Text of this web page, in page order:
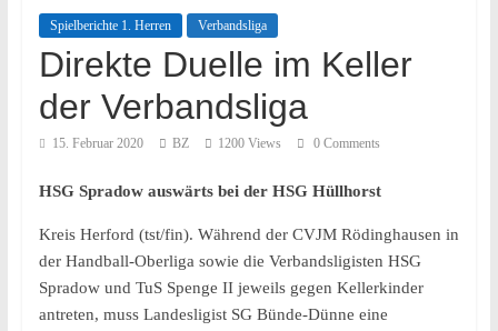
Spielberichte 1. Herren Verbandsliga
Direkte Duelle im Keller
der Verbandsliga
15. Februar 2020 BZ 1200 Views 0 Comments
HSG Spradow auswärts bei der HSG Hüllhorst
Kreis Herford (tst/fin). Während der CVJM Rödinghausen in
der Handball-Oberliga sowie die Verbandsligisten HSG
Spradow und TuS Spenge II jeweils gegen Kellerkinder
antreten, muss Landesligist SG Bünde-Dünne eine